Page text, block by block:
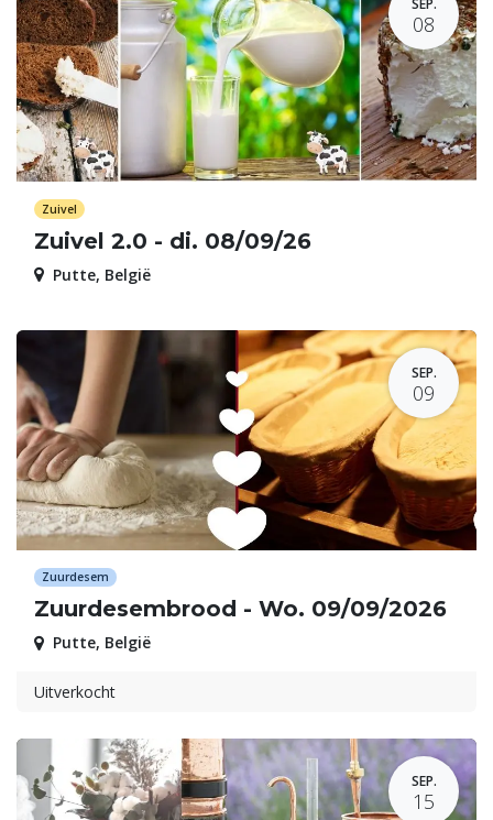
SEP.
08
Zuivel
Zuivel 2.0 - di. 08/09/26
Putte, België
SEP.
09
Zuurdesem
Zuurdesembrood - Wo. 09/09/2026
Putte, België
Uitverkocht
SEP.
15